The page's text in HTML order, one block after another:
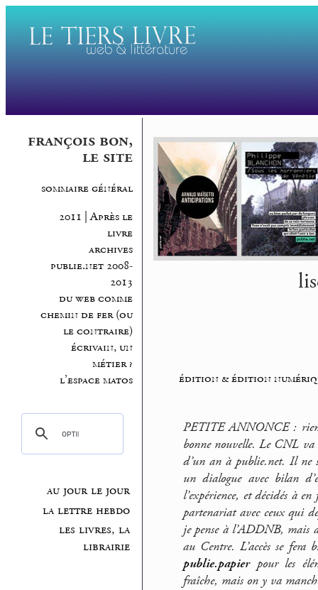
françois bon,
le site
sommaire général
2011 | Après le
livre
archives
publie.net 2008-
2013
du web comme
chemin de fer (ou
le contraire)
écrivain, un
métier ?
l’espace matos
au jour le jour
la lettre hebdo
les livres, la
librairie
édition & édition
PETITE ANNONCE : rien
bonne nouvelle. Le CNL va
d’un an à publie.net. Il ne
un dialogue avec bilan
l’expérience, et décidés à
partenariat avec ceux qui
je pense à l’ADDNB, mais
au Centre. L’accès se
publie.papierpour les
fraîche, mais on y va